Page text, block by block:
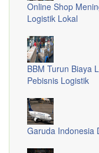
Online Shop
Logistik Lokal
BBM Turun Biaya
Pebisnis Logistik
Garuda Indonesia